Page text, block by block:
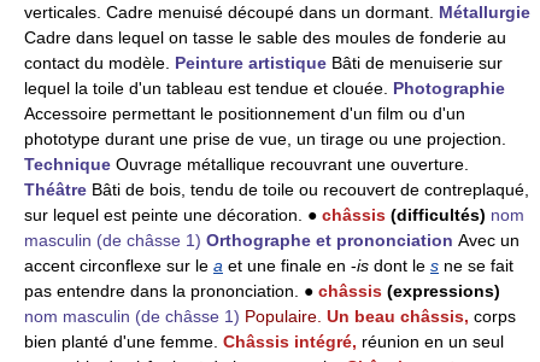
verticales. Cadre menuisé découpé dans un dormant. Métallurgie
Cadre dans lequel on tasse le sable des moules de fonderie au
contact du modèle. Peinture artistique Bâti de menuiserie sur
lequel la toile d'un tableau est tendue et clouée. Photographie
Accessoire permettant le positionnement d'un film ou d'un
phototype durant une prise de vue, un tirage ou une projection.
Technique Ouvrage métallique recouvrant une ouverture.
Théâtre Bâti de bois, tendu de toile ou recouvert de contreplaqué,
sur lequel est peinte une décoration. ● châssis (difficultés) nom
masculin (de châsse 1) Orthographe et prononciation Avec un
accent circonflexe sur le a et une finale en -is dont le s ne se fait
pas entendre dans la prononciation. ● châssis (expressions)
nom masculin (de châsse 1) Populaire. Un beau châssis, corps
bien planté d'une femme. Châssis intégré, réunion en un seul